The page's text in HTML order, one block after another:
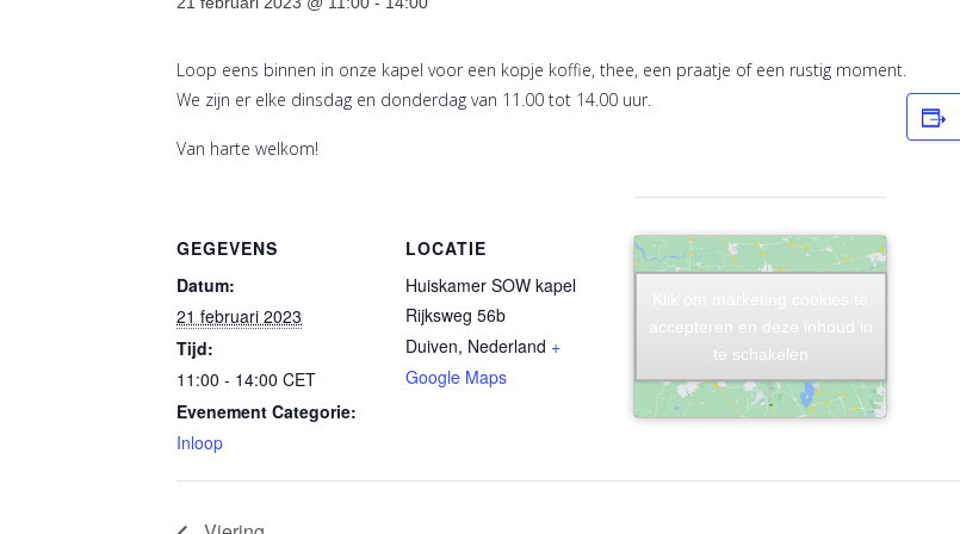
Loop eens binnen in onze kapel voor een kopje koffie, thee, een praatje of een rustig moment.
We zijn er elke dinsdag en donderdag van 11.00 tot 14.00 uur.
Van harte welkom!
GEGEVENS
Datum:
21 februari 2023
Tijd:
11:00 - 14:00 CET
Evenement Categorie:
Inloop
LOCATIE
Huiskamer SOW kapel
Rijksweg 56b
Duiven, Nederland +
Google Maps
accepteren en deze inhoud in
te schakelen
accepteren en deze inhoud in
te schakelen